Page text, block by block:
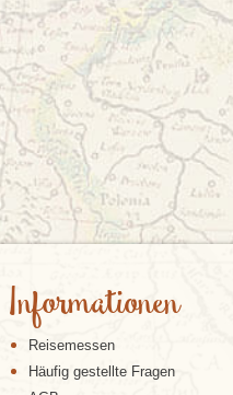
Informationen
Reisemessen
Häufig gestellte Fragen